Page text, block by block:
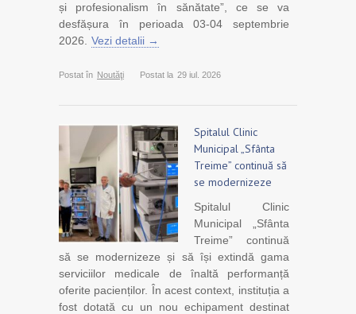
și profesionalism în sănătate”, ce se va
desfășura în perioada 03-04 septembrie
2026.
Vezi detalii →
Postat în Noutăţi Postat la 29 iul. 2026
Spitalul Clinic
Municipal „Sfânta
Treime” continuă să
se modernizeze
Spitalul Clinic
Municipal „Sfânta
Treime” continuă
să se modernizeze și să își extindă gama
serviciilor medicale de înaltă performanță
oferite pacienților. În acest context, instituția a
fost dotată cu un nou echipament destinat